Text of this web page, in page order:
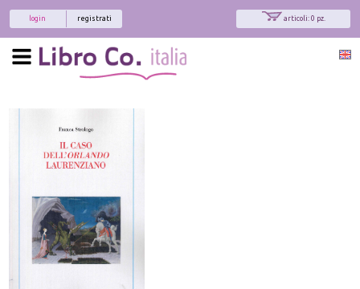
articoli: 0 pz.
registrati
login